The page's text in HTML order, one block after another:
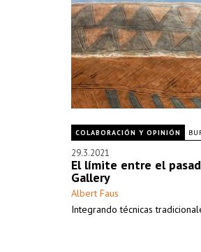
COLABORACIÓN Y OPINIÓN
29.3.2021
El límite entre el
Gallery
Albert Faus
Integrando técnicas